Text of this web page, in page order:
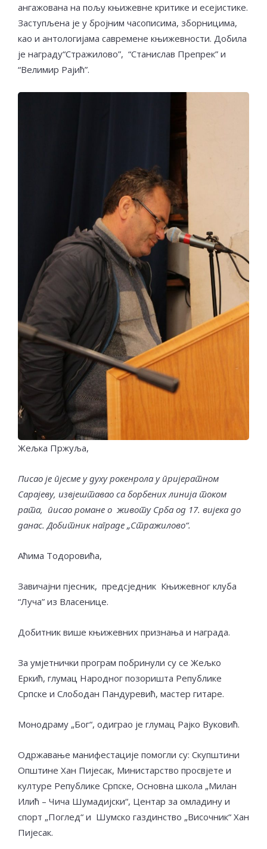
ангажована на пољу књижевне критике и есејистике.
Заступљена је у бројним часописима, зборницима,
као и антологијама савремене књижевности. Добила
је награду“Стражилово”, “Станислав Препрек” и
“Велимир Рајић”.
Жељка Пржуља,
Писао је пјесме у духу рокенрола у пријератном
Сарајеву, извјештавао са борбених линија током
рата, писао романе о животуСрба од 17. вијека до
данас. Добитник награде „Стражилово“.
Аћима Тодоровића,
Завичајни пјесник, предсједник Књижевног клуба
“Луча” из Власенице.
Добитник више књижевних признања и награда.
За умјетнички програм побринули су се Жељко
Еркић, глумац Народног позоришта Републике
Српске и Слободан Пандуревић, мастер гитаре.
Монодраму „Бог“, одиграо је глумац Рајко Вуковић.
Одржавање манифестације помогли су: Скупштини
Општине Хан Пијесак, Министарство просвјете и
културе Републике Српске, Основна школа „Милан
Илић – Чича Шумадијски“, Центар за омладину и
спорт „Поглед“ и Шумско газдинство „Височник“ Хан
Пијесак.